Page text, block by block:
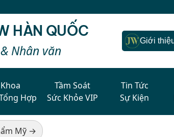
HÀN QUỐC
Nhân văn
Giới
Khoa
Hợp
Tầm Soát
Sức Khỏe VIP
Tin Tức
Sự Kiện
Mỹ →